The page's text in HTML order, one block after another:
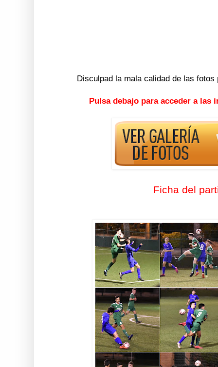
Disculpad la mala calidad de las
Pulsa debajo para acceder a las
Ficha del